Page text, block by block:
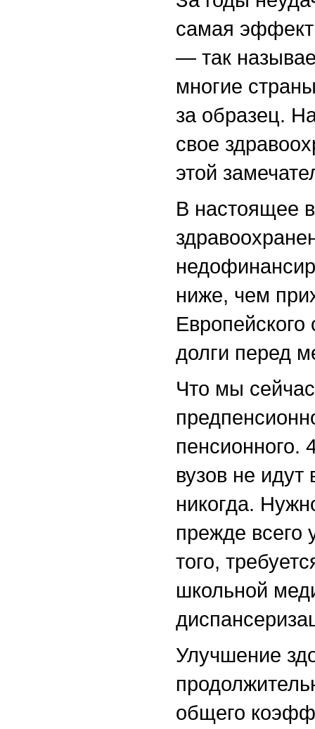
самая
— так
многие
за образец.
свое
этой
В настоящее
ниже, чем
долги перед
Что мы
пенсионного.
вузов не
никогда.
прежде всего
того,
школьной
Улучшение
общего